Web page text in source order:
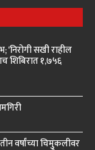
‘निरोगी सखी राहील
शिबिरात १,७५६
वर्षांच्या चिमुकलीवर